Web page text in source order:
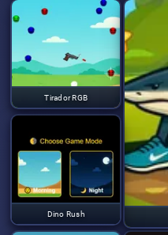
Tirador RGB
Dino Rush